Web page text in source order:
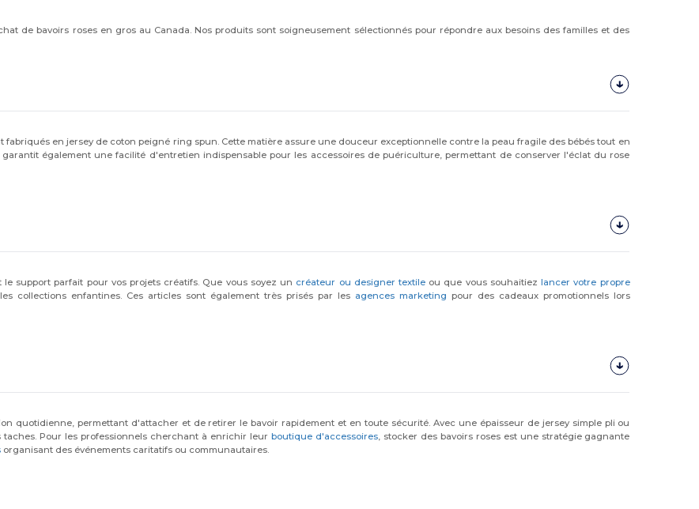
de bavoirs roses en gros au Canada. Nos produits sont soigneusement sélectionnés pour répondre aux besoins des familles et des
fabriqués en jersey de coton peigné ring spun. Cette matière assure une douceur exceptionnelle contre la peau fragile des bébés tout en
garantit également une facilité d'entretien indispensable pour les accessoires de puériculture, permettant de conserver l'éclat du rose
support parfait pour vos projets créatifs. Que vous soyez un créateur ou designer textileou que vous souhaitiezlancer votre propre
collections enfantines. Ces articles sont également très prisés par les agences marketing pour des cadeaux promotionnels lors
quotidienne, permettant d'attacher et de retirer le bavoir rapidement et en toute sécurité. Avec une épaisseur de jersey simple pli ou
Pour les professionnels cherchant à enrichir leur boutique d'accessoires, stocker des bavoirs roses est une stratégie gagnante
organisant des événements caritatifs ou communautaires.